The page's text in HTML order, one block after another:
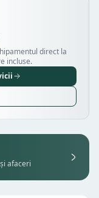
direct la
incluse.
afaceri